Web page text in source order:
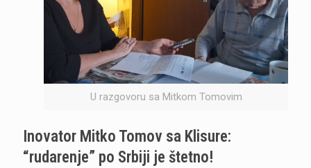
U razgovoru sa Mitkom Tomovim
Inovator Mitko Tomov sa Klisure:
“rudarenje” po Srbiji je štetno!